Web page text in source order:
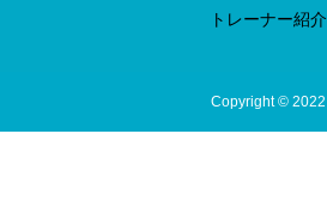
トレーナー紹介
Copyright © 2022